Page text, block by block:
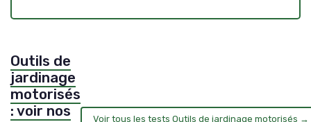
Outils de
jardinage
motorisés
: voir nos
Voir tous les tests Outils de jardinage motorisés →